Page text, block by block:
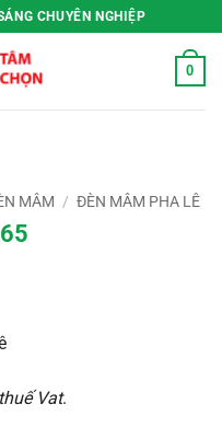
CHUYÊN NGHIỆP
0
MÂM / ĐÈN MÂM PHA LÊ
Vat.